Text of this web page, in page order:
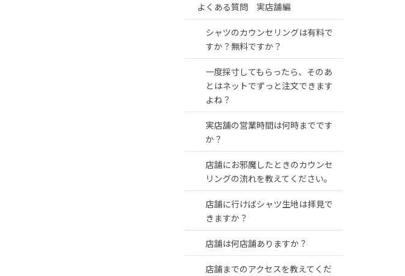
よくある質問 実店舗編
シャツのカウンセリングは有料で
すか？無料ですか？
一度採寸してもらったら、そのあ
とはネットでずっと注文できます
よね？
実店舗の営業時間は何時までです
か？
店舗にお邪魔したときのカウンセ
リングの流れを教えてください。
店舗に行けばシャツ生地は拝見で
きますか？
店舗は何店舗ありますか？
店舗までのアクセスを教えてくだ